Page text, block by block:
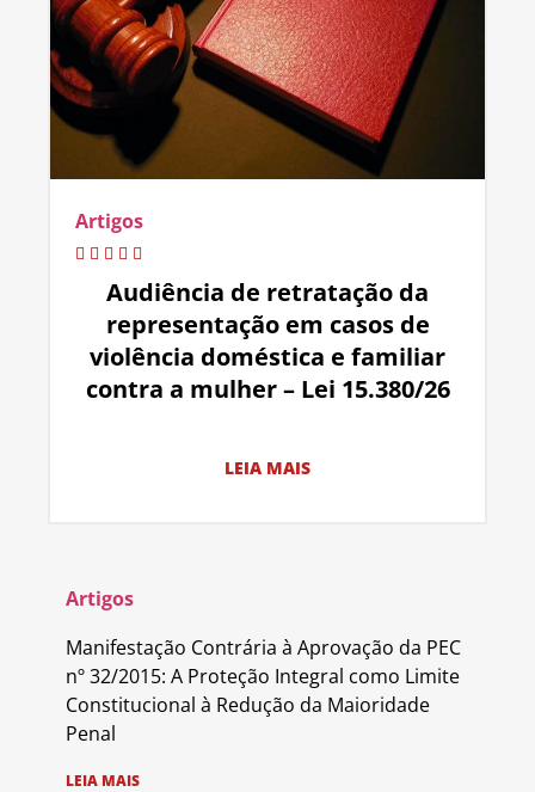
Artigos
Audiência de retratação da
representação em casos de
violência doméstica e familiar
contra a mulher – Lei 15.380/26
LEIA MAIS
Artigos
Manifestação Contrária à Aprovação da PEC
nº 32/2015: A Proteção Integral como Limite
Constitucional à Redução da Maioridade
Penal
LEIA MAIS